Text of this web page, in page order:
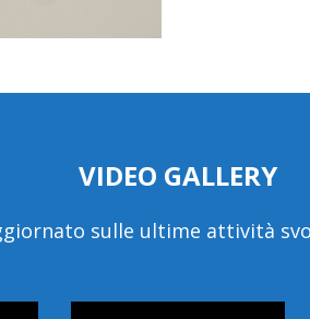
VIDEO GALLERY
sulle ultime attività